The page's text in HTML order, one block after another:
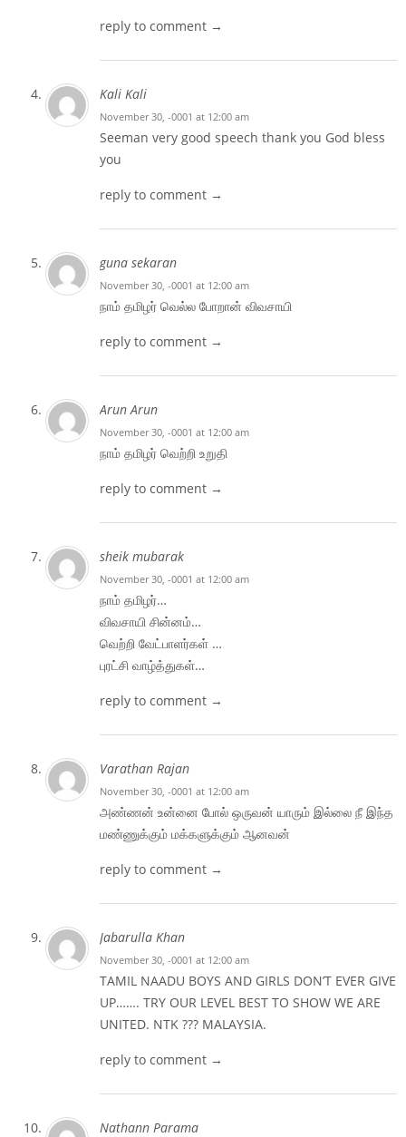
reply to comment →
Kali Kali
November 30, -0001 at 12:00 am
Seeman very good speech thank you God bless
you
reply to comment →
guna sekaran
November 30, -0001 at 12:00 am
நாம் தமிழர் வெல்ல போறான் விவசாயி
reply to comment →
Arun Arun
November 30, -0001 at 12:00 am
நாம் தமிழர் வெற்றி உறுதி
reply to comment →
sheik mubarak
November 30, -0001 at 12:00 am
நாம் தமிழர்…
விவசாயி சின்னம்…
வெற்றி வேட்பாளர்கள் …
புரட்சி வாழ்த்துகள்…
reply to comment →
Varathan Rajan
November 30, -0001 at 12:00 am
அண்ணன் உன்னை போல் ஒருவன் யாரும் இல்லை நீ இந்த
மண்ணுக்கும் மக்களுக்கும் ஆனவன்
reply to comment →
Jabarulla Khan
November 30, -0001 at 12:00 am
TAMIL NAADU BOYS AND GIRLS DON’T EVER GIVE
UP……. TRY OUR LEVEL BEST TO SHOW WE ARE
UNITED. NTK ??? MALAYSIA.
reply to comment →
Nathann Parama